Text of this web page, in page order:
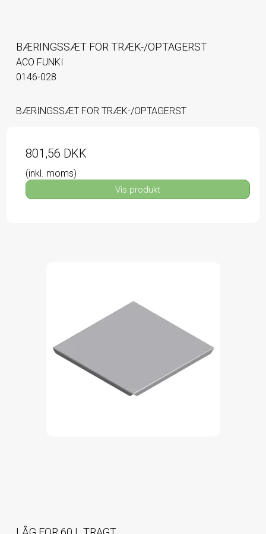
BÆRINGSSÆT FOR TRÆK-/OPTAGERST
ACO FUNKI
0146-028
BÆRINGSSÆT FOR TRÆK-/OPTAGERST
801,56 DKK
(inkl. moms)
Vis produkt